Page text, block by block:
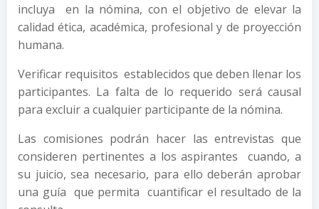
incluya en la nómina, con el objetivo de elevar la
calidad ética, académica, profesional y de proyección
humana.
Verificar requisitos establecidos que deben llenar los
participantes. La falta de lo requerido será causal
para excluir a cualquier participante de la nómina.
Las comisiones podrán hacer las entrevistas que
consideren pertinentes a los aspirantes cuando, a
su juicio, sea necesario, para ello deberán aprobar
una guía que permita cuantificar el resultado de la